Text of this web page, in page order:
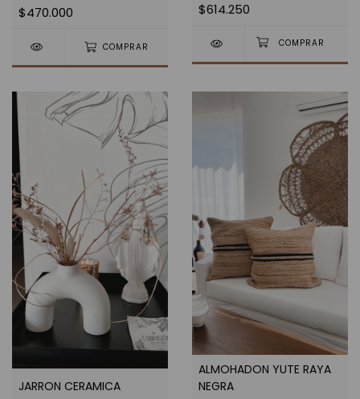
$470.000
COMPRAR
$614.250
JARRON CERAMICA
ALMOHADON YUTE RAYA
NEGRA